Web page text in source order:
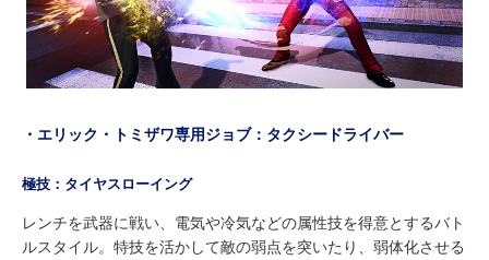
・エリック・トミザワ専用ジョブ：タクシードライバー
極技：タイヤスローイング
レンチを武器に戦い、電気や冷気などの属性技を得意とするバト
ルスタイル。特技を活かして敵の弱点を突いたり、弱体化させる